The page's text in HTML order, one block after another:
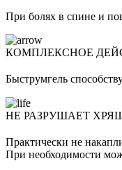
При болях в спине и
КОМПЛЕКСНОЕ
Быструмгель
НЕ РАЗРУШАЕТ
Практически не
При необходимости